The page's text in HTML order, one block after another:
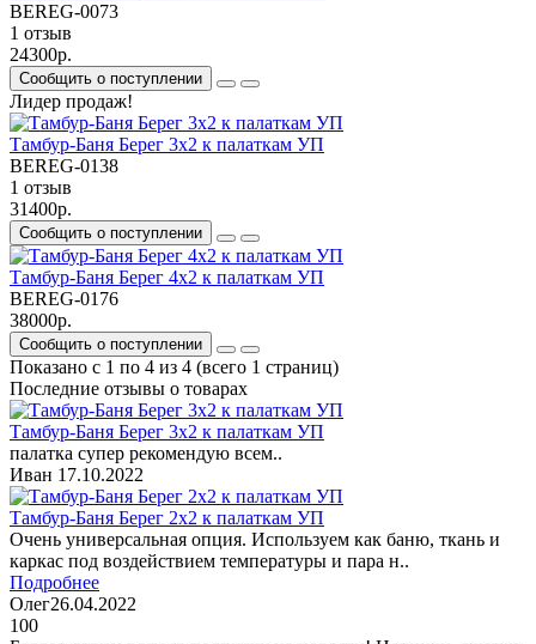
BEREG-0073
1 отзыв
24300р.
Сообщить о поступлении
Лидер продаж!
Тамбур-Баня Берег 3х2 к палаткам УП
BEREG-0138
1 отзыв
31400р.
Сообщить о поступлении
Тамбур-Баня Берег 4х2 к палаткам УП
BEREG-0176
38000р.
Сообщить о поступлении
Показано с 1 по 4 из 4 (всего 1 страниц)
Последние отзывы о товарах
Тамбур-Баня Берег 3х2 к палаткам УП
палатка супер рекомендую всем..
Иван 17.10.2022
Тамбур-Баня Берег 2х2 к палаткам УП
Очень универсальная опция. Используем как баню, ткань и
каркас под воздействием температуры и пара н..
Подробнее
Олег26.04.2022
100